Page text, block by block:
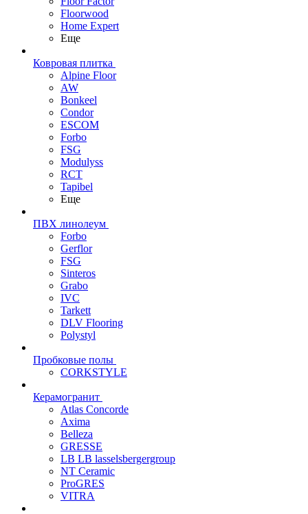
Floorwood
Home Expert
Еще
Ковровая плитка
Alpine Floor
AW
Bonkeel
Condor
ESCOM
Forbo
FSG
Modulyss
RCT
Tapibel
Еще
ПВХ линолеум
Forbo
Gerflor
FSG
Sinteros
Grabo
IVC
Tarkett
DLV Flooring
Polystyl
Пробковые полы
CORKSTYLE
Керамогранит
Atlas Concorde
Axima
Belleza
GRESSE
LB LB lasselsbergergroup
NT Ceramic
ProGRES
VITRA